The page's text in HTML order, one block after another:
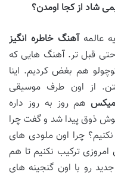
شاد از کجا اومدن؟
عالمهآهنگ خاطره انگیز
قبل تر. آهنگ هایی که
هم بغض کردیم. اینا
از اون طرف موسیقی
هم روز به روز داره
ذوق پیدا شد و گفت چرا
چرا اون ملودی های
ترکیب نکنیم تا هم
رو با اون گنجینه های